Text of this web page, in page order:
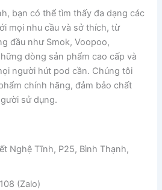
bạn có thể tìm thấy đa dạng các
mọi nhu cầu và sở thích, từ
đầu như Smok, Voopoo,
dòng sản phẩm cao cấp và
người hút pod cần. Chúng tôi
chính hãng, đảm bảo chất
sử dụng.
Nghệ Tĩnh, P25, Bình Thạnh,
(Zalo)